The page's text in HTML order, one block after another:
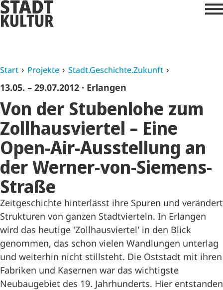
Start Projekte Stadt.Geschichte.Zukunft
13.05. – 29.07.2012 · Erlangen
Von der Stubenlohe zum
Zollhausviertel – Eine
Open-Air-Ausstellung an
der Werner-von-Siemens-
Straße
Zeitgeschichte hinterlässt ihre Spuren und verändert
Strukturen von ganzen Stadtvierteln. In Erlangen
wird das heutige 'Zollhausviertel' in den Blick
genommen, das schon vielen Wandlungen unterlag
und weiterhin nicht stillsteht. Die Oststadt mit ihren
Fabriken und Kasernen war das wichtigste
Neubaugebiet des 19. Jahrhunderts. Hier entstanden